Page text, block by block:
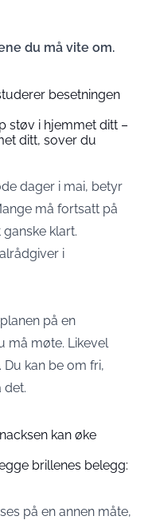
du må vite om.
besetningen
støv i hjemmet ditt –
ditt, sover du
dager i mai, betyr
må fortsatt på
klart.
i
på en
må møte. Likevel
kan be om fri,
det.
kan øke
brillenes belegg:
på en annen måte,